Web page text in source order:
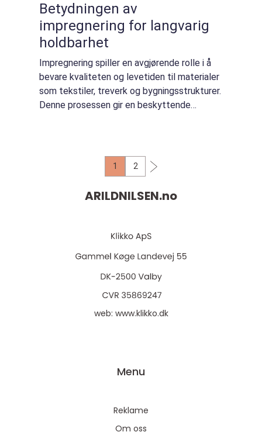
Betydningen av
impregnering for langvarig
holdbarhet
Impregnering spiller en avgjørende rolle i å
bevare kvaliteten og levetiden til materialer
som tekstiler, treverk og bygningsstrukturer.
Denne prosessen gir en beskyttende
1 2
ARILDNILSEN.no
web: www.klikko.dk
Menu
Reklame
Om oss